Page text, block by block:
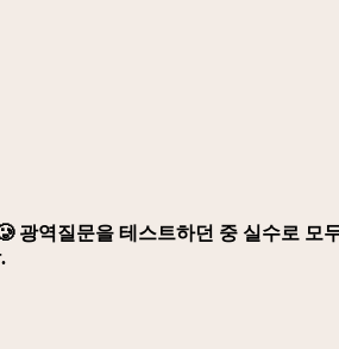
광역질문을 테스트하던 중 실수로